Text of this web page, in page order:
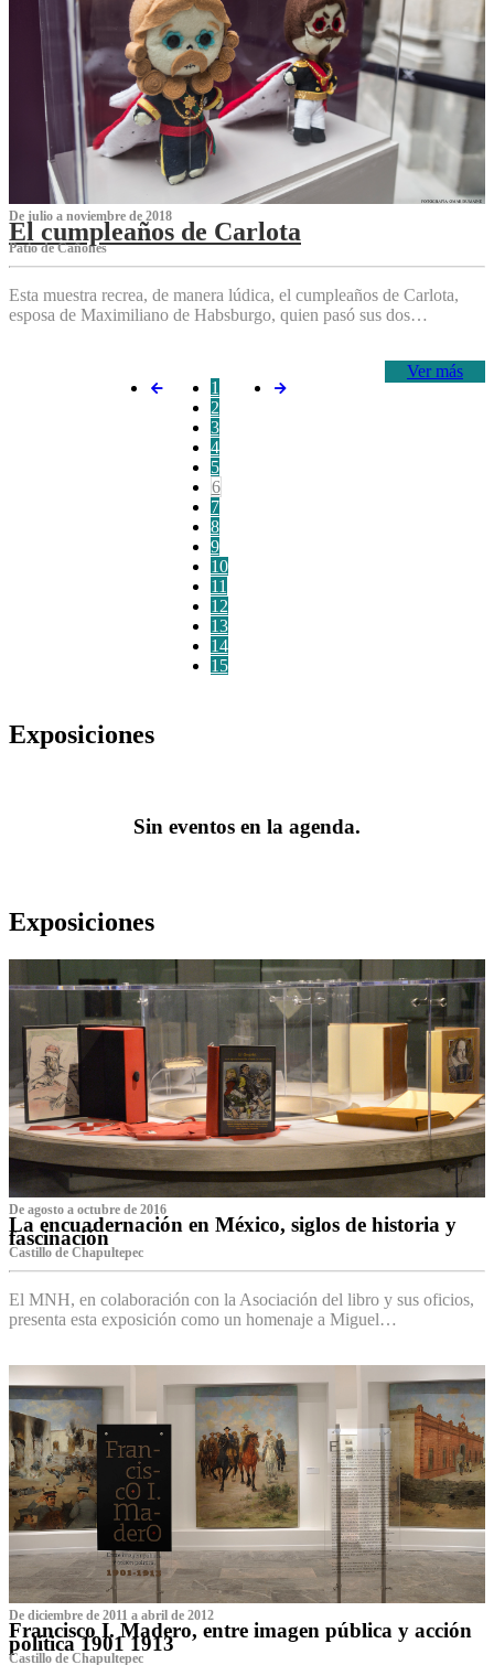
De julio a noviembre de 2018
El cumpleaños de Carlota
Patio de Cañones
Esta muestra recrea, de manera lúdica, el cumpleaños de Carlota,
esposa de Maximiliano de Habsburgo, quien pasó sus dos…
Ver más
1
2
3
4
5
6
7
8
9
10
11
12
13
14
15
Exposiciones
Sin eventos en la agenda.
Exposiciones
De agosto a octubre de 2016
La encuadernación en México, siglos de historia y
fascinación
Castillo de Chapultepec
El MNH, en colaboración con la Asociación del libro y sus oficios,
presenta esta exposición como un homenaje a Miguel…
De diciembre de 2011 a abril de 2012
Francisco I. Madero, entre imagen pública y acción
política 1901 1913
Castillo de Chapultepec